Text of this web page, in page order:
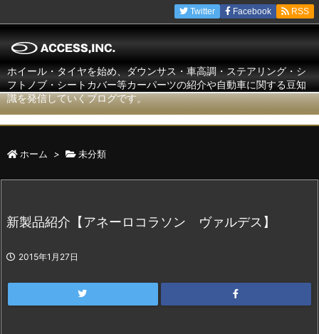
Twitter Facebook RSS
ホイール・タイヤを始め、ダウンサス・車高調・ステアリング・シ
フトノブ・シートカバー等カーパーツの紹介や自動車に関する豆知
識を発信していくブログです。
ホーム > 未分類
新製品紹介【アネーロコラソン ヴァルデス】
2015年1月27日